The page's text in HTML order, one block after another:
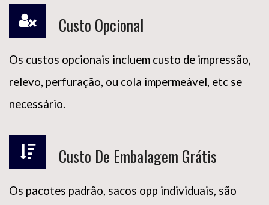
Custo Opcional
Os custos opcionais incluem custo de impressão,
relevo, perfuração, ou cola impermeável, etc se
necessário.
Custo De Embalagem Grátis
Os pacotes padrão, sacos opp individuais, são